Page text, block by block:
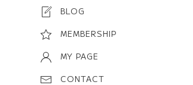
BLOG
MEMBERSHIP
MY PAGE
CONTACT